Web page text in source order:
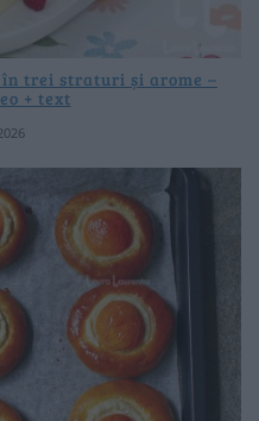
trei straturi și arome –
+ text